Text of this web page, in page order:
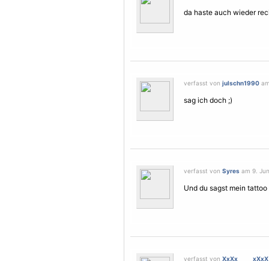
da haste auch wieder
verfasst von julschn1990
sag ich doch ;)
verfasst von Syres am 9.
Und du sagst mein tattoo
verfasst von XxXx_____xXxX